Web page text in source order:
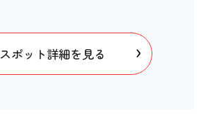
スポット詳細を見る